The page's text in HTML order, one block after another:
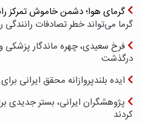
گرمای هوا؛ دشمن خاموش تمرکز
گرما می‌تواند خطر تصادفات رانندگی
فرخ سعیدی، چهره ماندگار پزشکی
درگذشت
ایده بلندپروازانه محقق ایرانی
پژوهشگران ایرانی، بستر جدیدی
کردند